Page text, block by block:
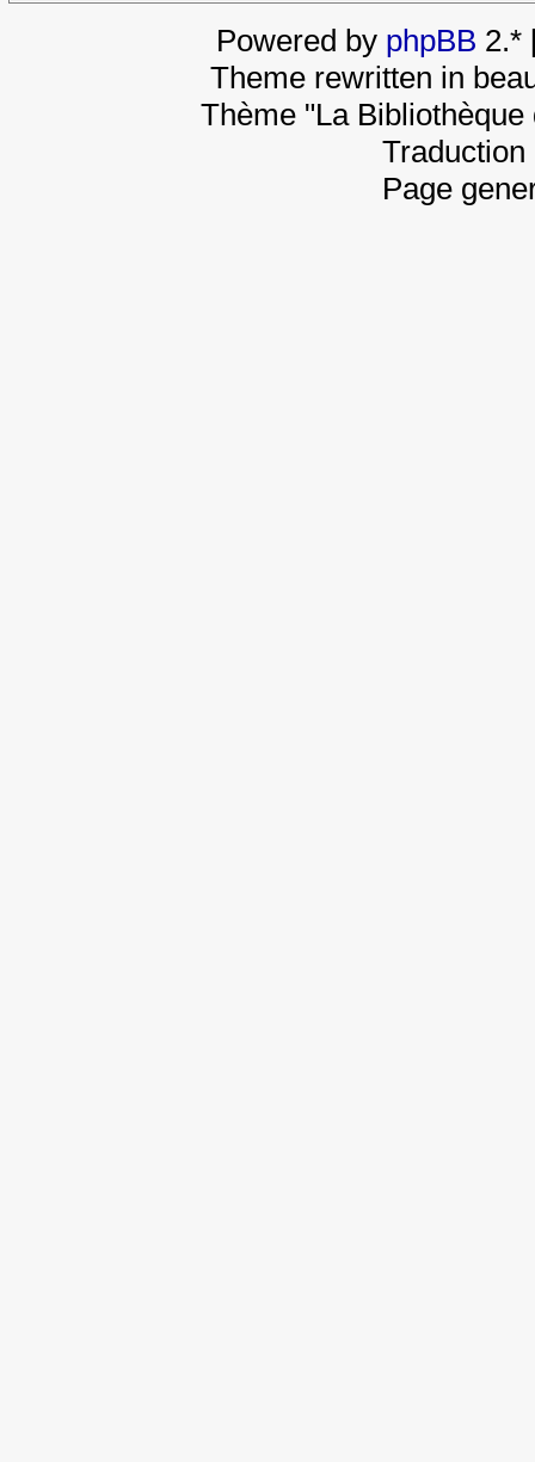
Powered by phpBB 2.*
Theme rewritten in
Thème "La
Page